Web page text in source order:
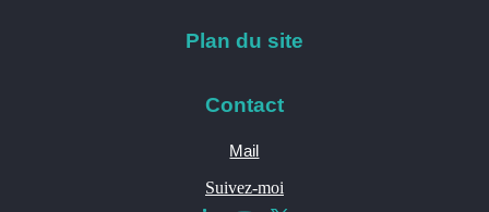
Plan du site
Contact
Mail
Suivez-moi